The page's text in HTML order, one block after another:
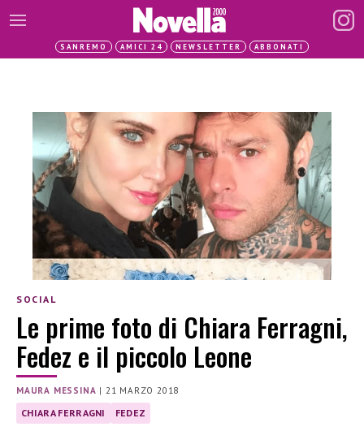
SANREMO AMICI 24 NEWSLETTER ABBONATI
SOCIAL
Le prime foto di Chiara Ferragni,
Fedez e il piccolo Leone
MAURA MESSINA | 21 MARZO 2018
CHIARA FERRAGNI FEDEZ